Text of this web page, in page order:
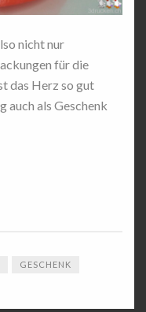
nicht nur
für die
das Herz so gut
auch als Geschenk
GESCHENK